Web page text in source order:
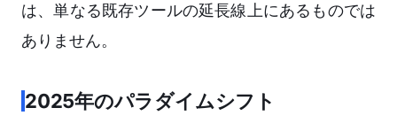
は、単なる既存ツールの延長線上にあるものでは
ありません。
2025年のパラダイムシフト